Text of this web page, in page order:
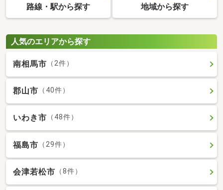
路線・駅から探す 地域から探す
人気のエリアから探す
南相馬市 （2件）
郡山市 （40件）
いわき市 （48件）
福島市 （29件）
会津若松市 （8件）